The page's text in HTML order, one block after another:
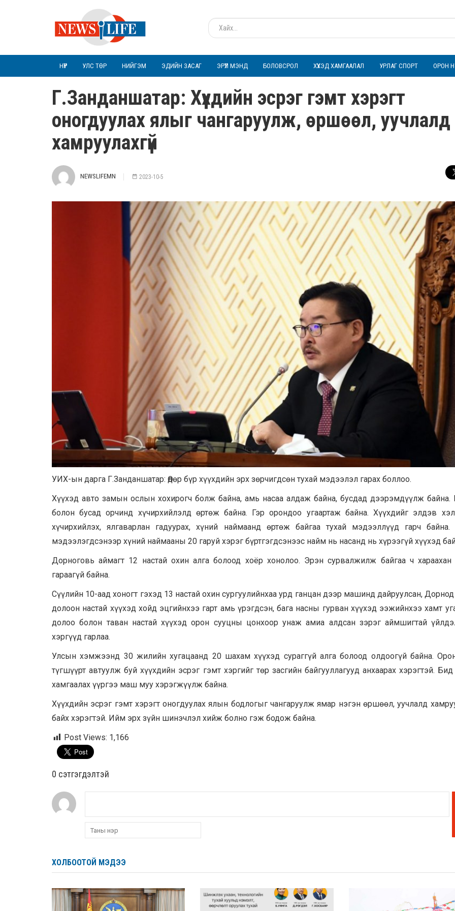
НҮҮР УЛС ТӨР НИЙГЭМ ЭДИЙН ЗАСАГ ЭРҮҮЛ МЭНД БОЛОВСРОЛ ХҮҮХЭД ХАМГААЛАЛ УРЛАГ СПОРТ ОРОН
Г.Занданшатар: Хүүхдийн эсрэг гэмт хэрэгт
оногдуулах ялыг чангаруулж, өршөөл, уучлалд
хамруулахгүй
NEWSLIFEMN 2023-10-5
УИХ-ын дарга Г.Занданшатар: Өдөр бүр хүүхдийн эрх зөрчигдсөн тухай мэдээлэл гарах боллоо.
Хүүхэд авто замын ослын хохирогч болж байна, амь насаа алдаж байна, бусдад дээрэмдүүлж байна.
болон бусад орчинд хүчирхийлэлд өртөж байна. Гэр орондоо угаартаж байна. Хүүхдийг элдэв
хүчирхийлэх, ялгаварлан гадуурах, хүний наймаанд өртөж байгаа тухай мэдээллүүд гарч байна.
мэдээлэгдсэнээр хүний наймааны 20 гаруй хэрэг бүртгэгдсэнээс найм нь насанд нь хүрээгүй хүүхэд
Дорноговь аймагт 12 настай охин алга болоод хоёр хонолоо. Эрэн сурвалжилж байгаа ч
гараагүй байна.
Сүүлийн 10-аад хоногт гэхэд 13 настай охин сургуулийнхаа урд ганцан дээр машинд дайруулсан,
долоон настай хүүхэд хойд эцгийнхээ гарт амь үрэгдсэн, бага насны гурван хүүхэд ээжийнхээ хамт
долоо болон таван настай хүүхэд орон сууцны цонхоор унаж амиа алдсан зэрэг аймшигтай
хэргүүд гарлаа.
Улсын хэмжээнд 30 жилийн хугацаанд 20 шахам хүүхэд сураггүй алга болоод олдоогүй байна.
түгшүүрт автуулж буй хүүхдийн эсрэг гэмт хэргийг төр засгийн байгууллагууд анхаарах хэрэгтэй.
хамгаалах үүргээ маш муу хэрэгжүүлж байна.
Хүүхдийн эсрэг гэмт хэрэгт оногдуулах ялын бодлогыг чангаруулж ямар нэгэн өршөөл, уучлалд
байх хэрэгтэй. Ийм эрх зүйн шинэчлэл хийж болно гэж бодож байна.
Post Views: 1,166
0 cэтгэгдэлтэй
ХОЛБООТОЙ МЭДЭЭ